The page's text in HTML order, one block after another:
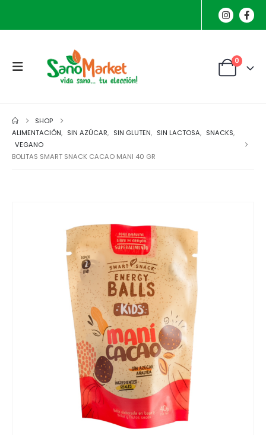
0
SHOP
ALIMENTACIÓN, SIN AZÚCAR, SIN GLUTEN, SIN LACTOSA, SNACKS,
VEGANO
BOLITAS SMART SNACK CACAO MANI 40 GR